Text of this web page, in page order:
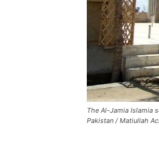
The Al-Jamia Islamia
Pakistan / Matiullah